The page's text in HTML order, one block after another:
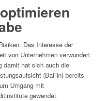
Das Interesse der
von Unternehmen verwundert
damit hat sich auch die
(BaFin) bereits
Umgang mit
gewendet.